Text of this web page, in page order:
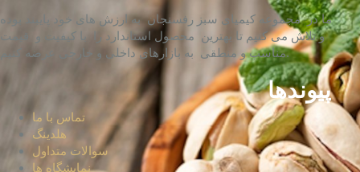
ما در مجموعه کیمیای سبز رفسنجان به ارزش های خود پایبند بوده
و تلاش می کنیم تا بهترین محصول استاندارد را با کیفیت و قیمت
مناسب و منطقی به بازارهای داخلی و خارجی عرضه کنیم.
پیوندها
تماس با ما
هلدینگ
سوالات متداول
نمایشگاه ها